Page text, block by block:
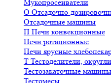
Мукопросеиватели
О Отсадочно-
Отсадочные машины
П Печи конвекционные
Печи ротационные
Печи ярусные
Т Тестоделители,
Тестозакаточные машины
Тестомесы